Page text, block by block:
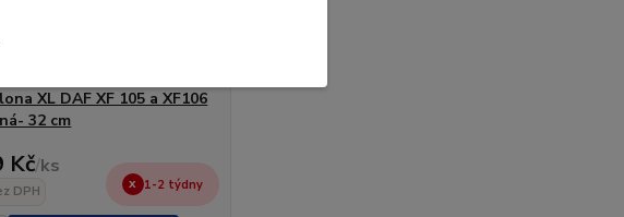
XL DAF XF 105 a XF106
32 cm
Kč/ks
DPH 1-2 týdny